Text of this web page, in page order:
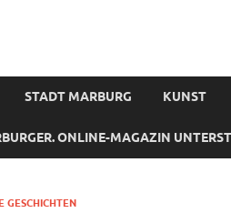
STADT MARBURG KUNST
ONLINE-MAGAZIN
GESCHICHTEN